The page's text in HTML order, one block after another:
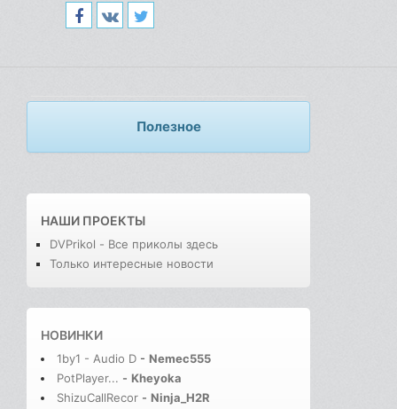
Полезное
НАШИ ПРОЕКТЫ
DVPrikol - Все приколы здесь
Только интересные новости
НОВИНКИ
1by1 - Audio D - Nemec555
PotPlayer... - Kheyoka
ShizuCallRecor - Ninja_H2R